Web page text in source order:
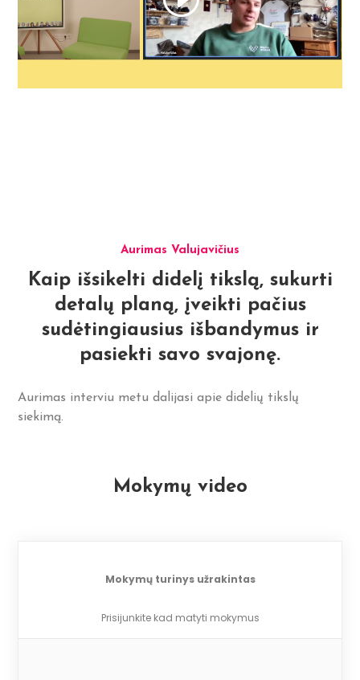
Aurimas Valujavičius
Kaip išsikelti didelį tikslą, sukurti
detalų planą, įveikti pačius
sudėtingiausius išbandymus ir
pasiekti savo svajonę.
Aurimas interviu metu dalijasi apie didelių tikslų
siekimą.
Mokymų video
Mokymų turinys užrakintas
Prisijunkite kad matyti mokymus